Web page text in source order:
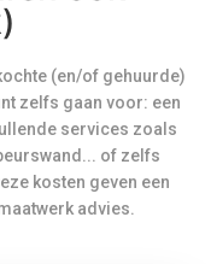
(en/of gehuurde)
zelfs gaan voor: een
services zoals
of zelfs
kosten geven een
advies.